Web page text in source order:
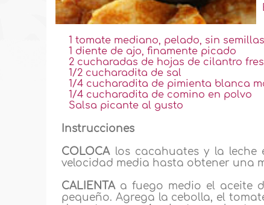
1 tomate mediano, pelado, sin
1 diente de ajo, finamente picado
2 cucharadas de hojas de cilantro
1/2 cucharadita de sal
1/4 cucharadita de pimienta blanca
1/4 cucharadita de comino en polvo
Salsa picante al gusto
Instrucciones
COLOCAlos cacahuates y la leche
velocidad media hasta obtener una
CALIENTAa fuego medio el aceite
pequeño. Agrega la cebolla, el